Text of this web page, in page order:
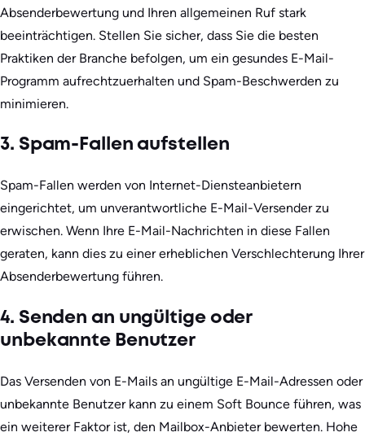
Absenderbewertung und Ihren allgemeinen Ruf stark
beeinträchtigen. Stellen Sie sicher, dass Sie die besten
Praktiken der Branche befolgen, um ein gesundes E-Mail-
Programm aufrechtzuerhalten und Spam-Beschwerden zu
minimieren.
3. Spam-Fallen aufstellen
Spam-Fallen werden von Internet-Diensteanbietern
eingerichtet, um unverantwortliche E-Mail-Versender zu
erwischen. Wenn Ihre E-Mail-Nachrichten in diese Fallen
geraten, kann dies zu einer erheblichen Verschlechterung Ihrer
Absenderbewertung führen.
4. Senden an ungültige oder
unbekannte Benutzer
Das Versenden von E-Mails an ungültige E-Mail-Adressen oder
unbekannte Benutzer kann zu einem Soft Bounce führen, was
ein weiterer Faktor ist, den Mailbox-Anbieter bewerten. Hohe